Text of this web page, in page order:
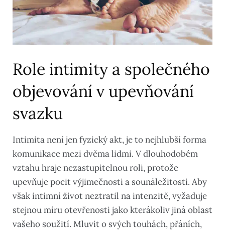
Role intimity a společného
objevování v upevňování
svazku
Intimita není jen fyzický akt, je to nejhlubší forma
komunikace mezi dvěma lidmi. V dlouhodobém
vztahu hraje nezastupitelnou roli, protože
upevňuje pocit výjimečnosti a sounáležitosti. Aby
však intimní život neztratil na intenzitě, vyžaduje
stejnou míru otevřenosti jako kterákoliv jiná oblast
vašeho soužití. Mluvit o svých touhách, přáních,